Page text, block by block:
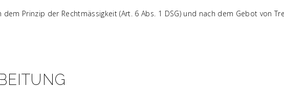
Prinzip der Rechtmässigkeit (Art. 6 Abs. 1 DSG) und nach dem Gebot von